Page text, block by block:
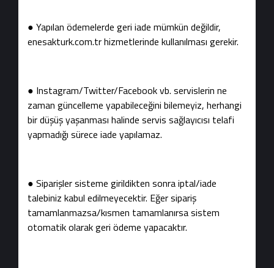
● Yapılan ödemelerde geri iade mümkün değildir,
enesakturk.com.tr hizmetlerinde kullanılması gerekir.
● Instagram/Twitter/Facebook vb. servislerin ne
zaman güncelleme yapabileceğini bilemeyiz, herhangi
bir düşüş yaşanması halinde servis sağlayıcısı telafi
yapmadığı sürece iade yapılamaz.
● Siparişler sisteme girildikten sonra iptal/iade
talebiniz kabul edilmeyecektir. Eğer sipariş
tamamlanmazsa/kısmen tamamlanırsa sistem
otomatik olarak geri ödeme yapacaktır.